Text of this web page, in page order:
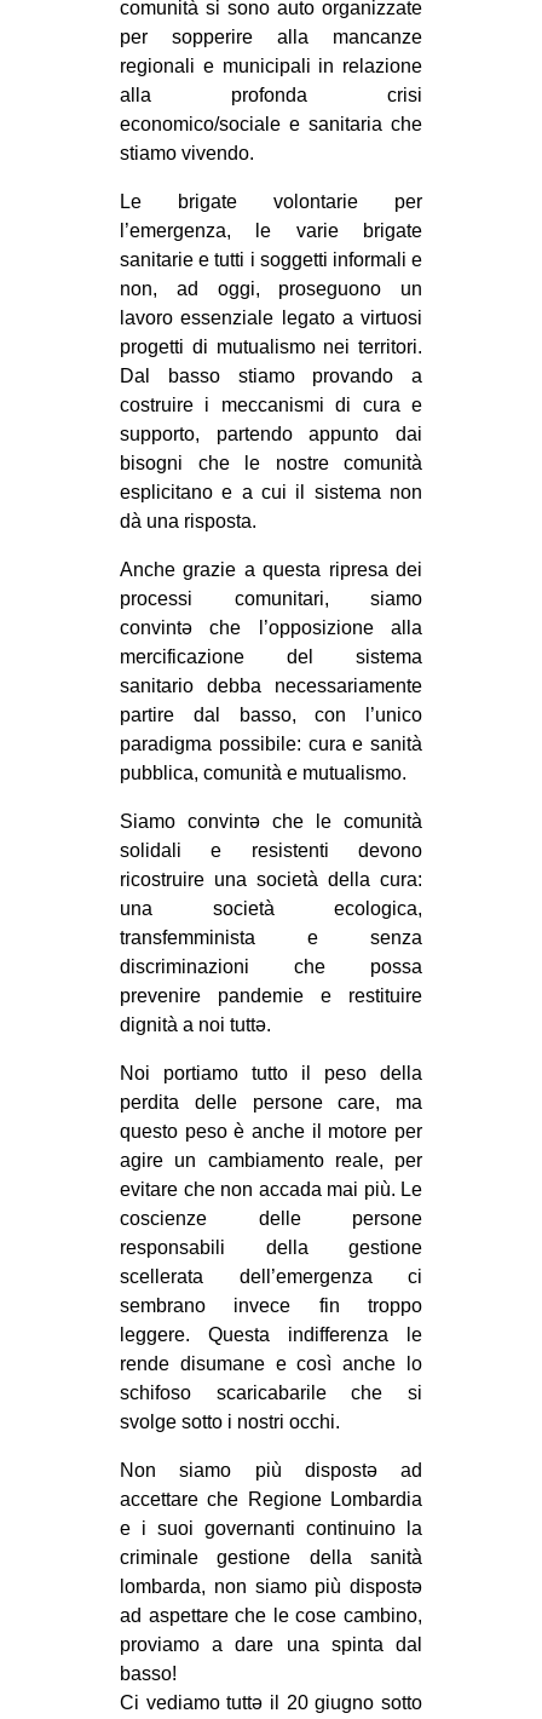
comunità si sono auto organizzate
per sopperire alla mancanze
regionali e municipali in relazione
alla profonda crisi
economico/sociale e sanitaria che
stiamo vivendo.
Le brigate volontarie per
l’emergenza, le varie brigate
sanitarie e tutti i soggetti informali e
non, ad oggi, proseguono un
lavoro essenziale legato a virtuosi
progetti di mutualismo nei territori.
Dal basso stiamo provando a
costruire i meccanismi di cura e
supporto, partendo appunto dai
bisogni che le nostre comunità
esplicitano e a cui il sistema non
dà una risposta.
Anche grazie a questa ripresa dei
processi comunitari, siamo
convintə che l’opposizione alla
mercificazione del sistema
sanitario debba necessariamente
partire dal basso, con l’unico
paradigma possibile: cura e sanità
pubblica, comunità e mutualismo.
Siamo convintə che le comunità
solidali e resistenti devono
ricostruire una società della cura:
una società ecologica,
transfemminista e senza
discriminazioni che possa
prevenire pandemie e restituire
dignità a noi tuttə.
Noi portiamo tutto il peso della
perdita delle persone care, ma
questo peso è anche il motore per
agire un cambiamento reale, per
evitare che non accada mai più. Le
coscienze delle persone
responsabili della gestione
scellerata dell’emergenza ci
sembrano invece fin troppo
leggere. Questa indifferenza le
rende disumane e così anche lo
schifoso scaricabarile che si
svolge sotto i nostri occhi.
Non siamo più dispostə ad
accettare che Regione Lombardia
e i suoi governanti continuino la
criminale gestione della sanità
lombarda, non siamo più dispostə
ad aspettare che le cose cambino,
proviamo a dare una spinta dal
basso!
Ci vediamo tuttə il 20 giugno sotto